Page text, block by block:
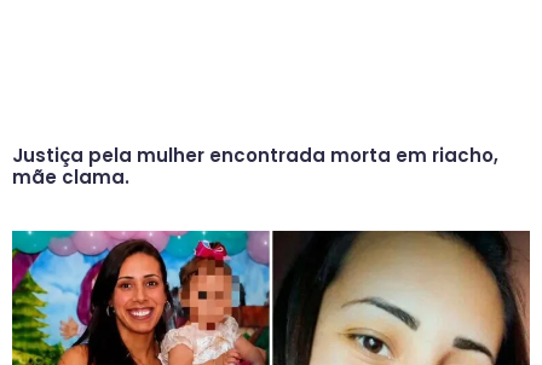
Justiça pela mulher encontrada morta em riacho,
mãe clama.